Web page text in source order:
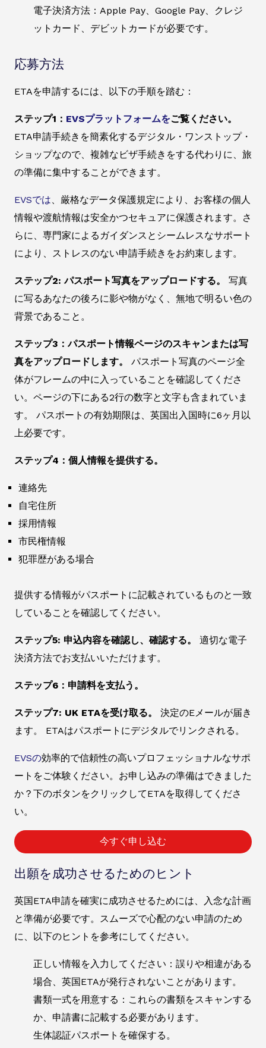
電子決済方法：Apple Pay、Google Pay、クレジ
ットカード、デビットカードが必要です。
応募方法
ETAを申請するには、以下の手順を踏む：
ステップ1： EVSプラットフォームをご覧ください。
ETA申請手続きを簡素化するデジタル・ワンストップ・
ショップなので、複雑なビザ手続きをする代わりに、旅
の準備に集中することができます。
EVSでは 、厳格なデータ保護規定により、お客様の個人
情報や渡航情報は安全かつセキュアに保護されます。さ
らに、専門家によるガイダンスとシームレスなサポート
により、ストレスのない申請手続きをお約束します。
ステップ2: パスポート写真をアップロードする。 写真
に写るあなたの後ろに影や物がなく、無地で明るい色の
背景であること。
ステップ3：パスポート情報ページのスキャンまたは写
真をアップロードします。 パスポート写真のページ全
体がフレームの中に入っていることを確認してくださ
い。ページの下にある2行の数字と文字も含まれていま
す。 パスポートの有効期限は、英国出入国時に6ヶ月以
上必要です。
ステップ4：個人情報を提供する。
連絡先
自宅住所
採用情報
市民権情報
犯罪歴がある場合
提供する情報がパスポートに記載されているものと一致
していることを確認してください。
ステップ5: 申込内容を確認し、確認する。
適切な電子
決済方法でお支払いいただけます。
ステップ6：申請料を支払う。
ステップ7: UK ETAを受け取る。
決定のEメールが届き
ます。 ETAはパスポートにデジタルでリンクされる。
EVSの効率的で信頼性の高いプロフェッショナルなサポ
ートをご体験ください。お申し込みの準備はできました
か？下のボタンをクリックしてETAを取得してくださ
い。
今すぐ申し込む
出願を成功させるためのヒント
英国ETA申請を確実に成功させるためには、入念な計画
と準備が必要です。スムーズで心配のない申請のため
に、以下のヒントを参考にしてください。
正しい情報を入力してください：誤りや相違がある
場合、英国ETAが発行されないことがあります。
書類一式を用意する：これらの書類をスキャンする
か、申請書に記載する必要があります。
生体認証パスポートを確保する。